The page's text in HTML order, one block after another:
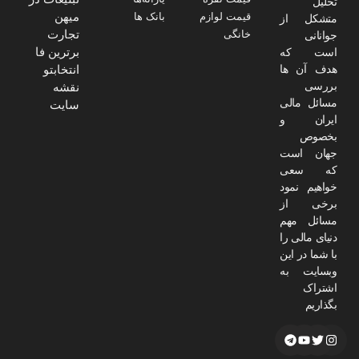
متشکل از
جوانانی
است که
هدف آن ها
بررسی
مسائل مالی
ایران و
بخصوص
جهان است
که سعی
خواهیم نمود
برخی از
مسائل مهم
دنیای مالی را
با شما در این
وبسایت به
اشتراک
بگذاریم
قیمت لوازم
خانگی
بانک ها
میهن
تجارت
برترین فا
انتخابتو
نقشه
سایت